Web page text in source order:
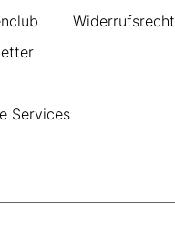
Services
Widerrufsrecht